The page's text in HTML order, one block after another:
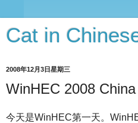
Cat in
2008年12月3日星期三
WinHEC 2008 China
今天是WinHEC第一天。